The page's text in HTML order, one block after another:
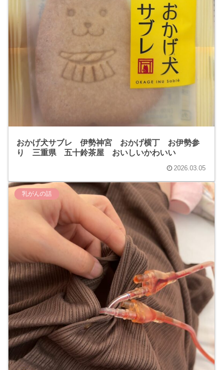
おかげ犬サブレ 伊勢神宮 おかげ横丁 お伊勢参
り 三重県 五十鈴茶屋 おいしいかわいい
2026.03.05
乳がんの話